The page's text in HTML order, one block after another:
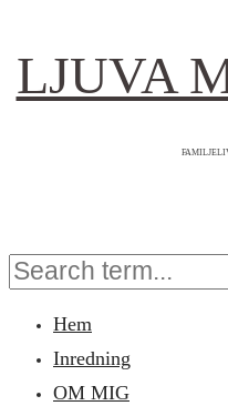
LJUVA
Hem
Inredning
OM MIG